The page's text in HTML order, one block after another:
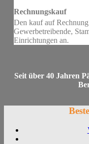
Rechnungskauf
Den kauf auf
Gewerbetreibende,
Einrichtungen an.
Seit über 40 Jahren